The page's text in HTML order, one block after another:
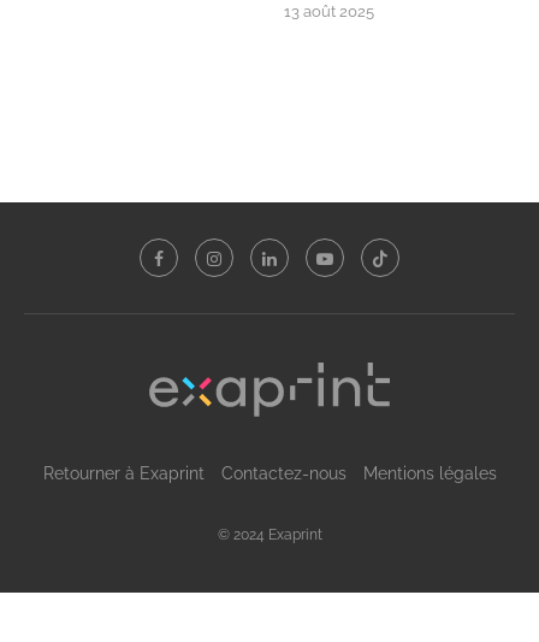
13 août 2025
Retourner à Exaprint Contactez-nous Mentions légales
© 2024 Exaprint